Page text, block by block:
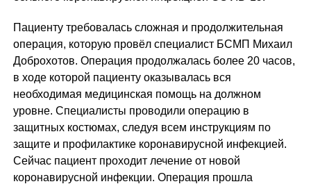
Пациенту требовалась сложная и продолжительная
операция, которую провёл​ специалист БСМП Михаил
Доброхотов. Операция продолжалась более 20 часов,
в ходе которой пациенту оказывалась вся
необходимая медицинская помощь на должном
уровне. Специалисты проводили операцию в
защитных костюмах, следуя всем инструкциям по
защите и профилактике коронавирусной инфекцией.
Сейчас пациент проходит лечение от новой
коронавирусной инфекции. Операция прошла